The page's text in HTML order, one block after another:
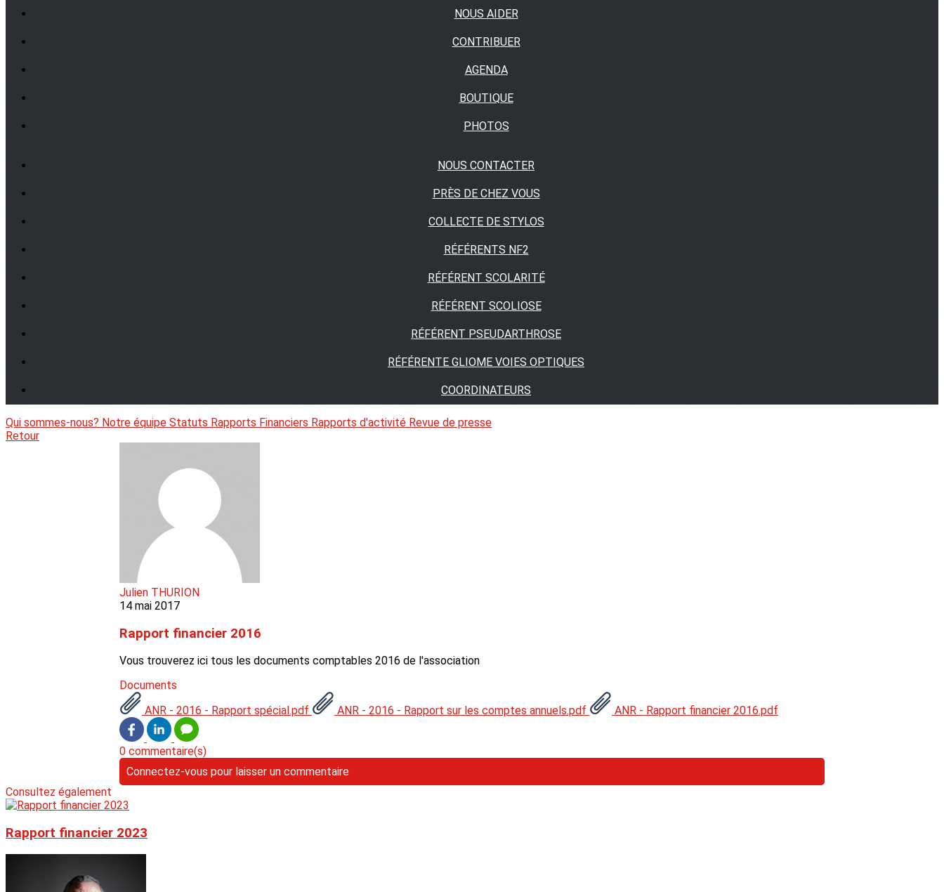
NOUS AIDER
CONTRIBUER
AGENDA
BOUTIQUE
PHOTOS
NOUS CONTACTER
PRÈS DE CHEZ VOUS
COLLECTE DE STYLOS
RÉFÉRENTS NF2
RÉFÉRENT SCOLARITÉ
RÉFÉRENT SCOLIOSE
RÉFÉRENT PSEUDARTHROSE
RÉFÉRENTE GLIOME VOIES OPTIQUES
COORDINATEURS
Qui sommes-nous? Notre équipe Statuts Rapports Financiers Rapports d'activité Revue de presse
Retour
Julien THURION
14 mai 2017
Rapport financier 2016
Vous trouverez ici tous les documents comptables 2016 de l'association
Documents
ANR - 2016 - Rapport spécial.pdf
ANR - 2016 - Rapport sur les comptes annuels.pdf ANR - Rapport financier 2016.pdf
0 commentaire(s)
Connectez-vous pour laisser un commentaire
Consultez également
Rapport financier 2023